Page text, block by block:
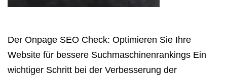
Der Onpage SEO Check: Optimieren Sie Ihre
Website für bessere Suchmaschinenrankings Ein
wichtiger Schritt bei der Verbesserung der